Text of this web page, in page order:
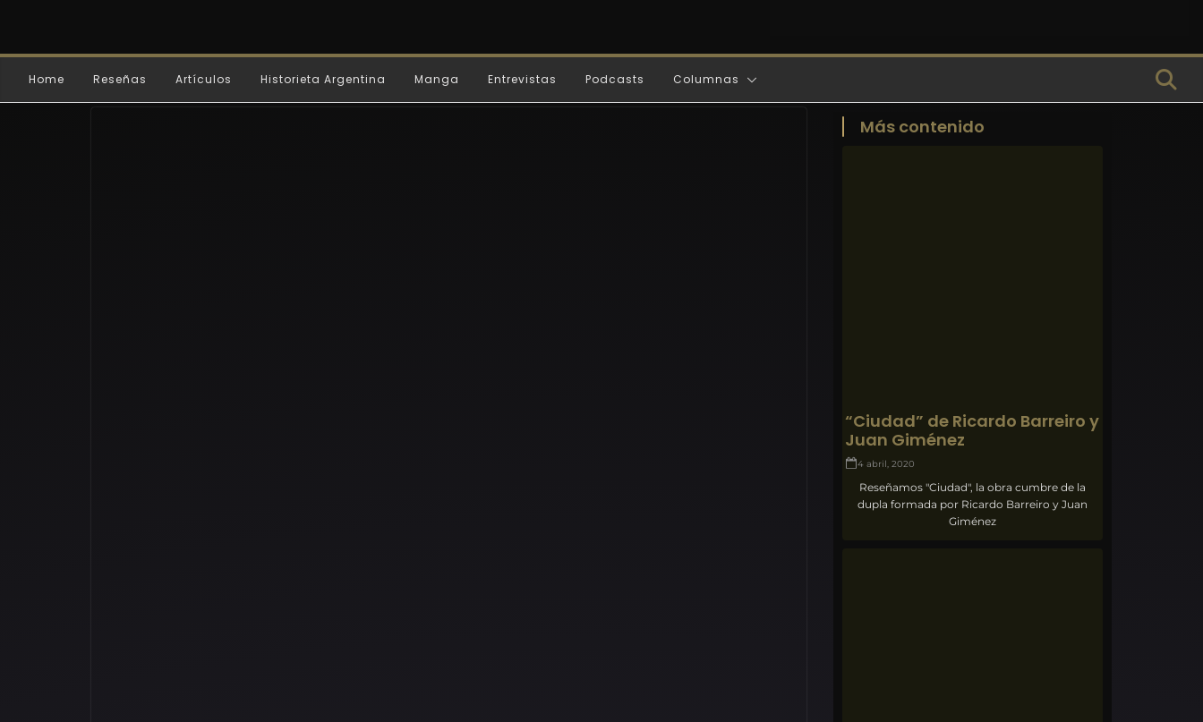
Home Reseñas Artículos Historieta Argentina Manga Entrevistas Podcasts Columnas
Más contenido
“Ciudad” de Ricardo Barreiro y
Juan Giménez
4 abril, 2020
Reseñamos "Ciudad", la obra cumbre de la
dupla formada por Ricardo Barreiro y Juan
Giménez